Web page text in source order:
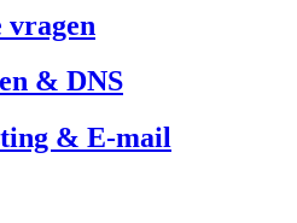
vragen
& DNS
& E-mail